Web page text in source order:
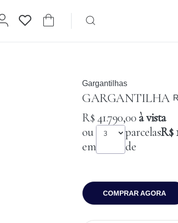
Gargantilhas
GARGANTILHA
R$ 41.790,00à vista
ou
em
parcelas
de
R$
COMPRAR AGORA